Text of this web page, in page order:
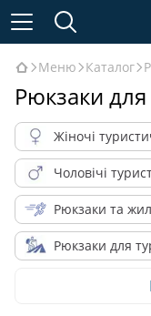
Меню Каталог
Рюкзаки
Жіночі
Чоловічі
Рюкзаки та
Рюкзаки для
Альпіністські